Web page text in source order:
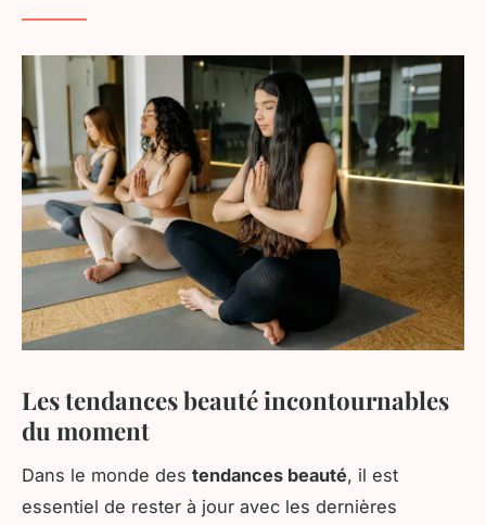
Les tendances beauté incontournables
du moment
Dans le monde des tendances beauté, il est
essentiel de rester à jour avec les dernières